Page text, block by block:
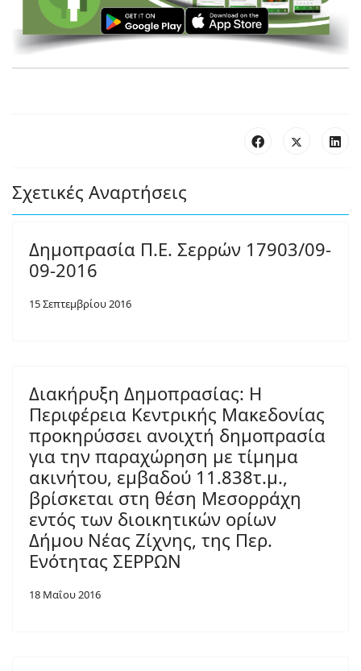
Σχετικές Αναρτήσεις
Δημοπρασία Π.Ε. Σερρών 17903/09-
09-2016
15 Σεπτεμβρίου 2016
Διακήρυξη Δημοπρασίας: Η
Περιφέρεια Κεντρικής Μακεδονίας
προκηρύσσει ανοιχτή δημοπρασία
για την παραχώρηση με τίμημα
ακινήτου, εμβαδού 11.838τ.μ.,
βρίσκεται στη θέση Μεσορράχη
εντός των διοικητικών ορίων
Δήμου Νέας Ζίχνης, της Περ.
Ενότητας ΣΕΡΡΩΝ
18 Μαΐου 2016